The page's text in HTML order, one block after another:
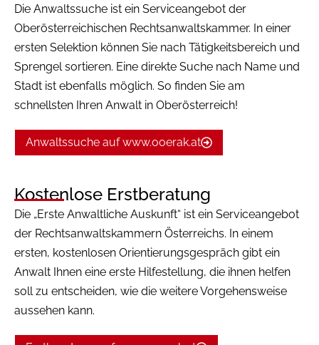
Die Anwaltssuche ist ein Serviceangebot der
Oberösterreichischen Rechtsanwaltskammer. In einer
ersten Selektion können Sie nach Tätigkeitsbereich und
Sprengel sortieren. Eine direkte Suche nach Name und
Stadt ist ebenfalls möglich. So finden Sie am
schnellsten Ihren Anwalt in Oberösterreich!
Anwaltssuche auf www.ooerak.at
Kostenlose Erstberatung
Die „Erste Anwaltliche Auskunft“ ist ein Serviceangebot
der Rechtsanwaltskammern Österreichs. In einem
ersten, kostenlosen Orientierungsgespräch gibt ein
Anwalt Ihnen eine erste Hilfestellung, die ihnen helfen
soll zu entscheiden, wie die weitere Vorgehensweise
aussehen kann.